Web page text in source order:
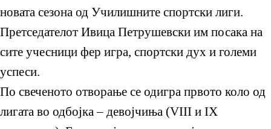
новата сезона од Училишните спортски лиги.
Претседателот Ивица Петрушевски им посака на
сите учесници фер игра, спортски дух и големи
успеси.
По свеченото отворање се одигра првото коло од
лигата во одбојка – девојчиња (VIII и IX